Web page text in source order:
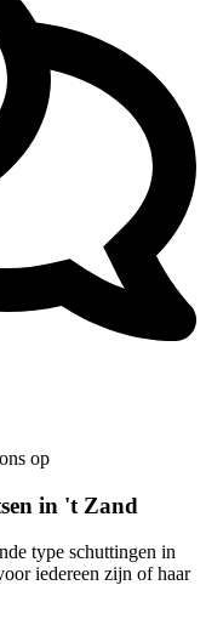
op
in 't Zand
type schuttingen in
iedereen zijn of haar